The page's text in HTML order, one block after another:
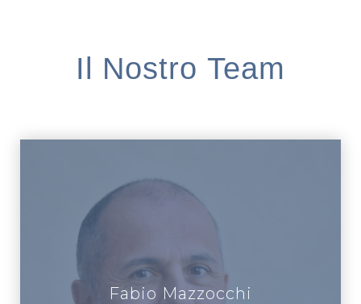
Il Nostro Team
Fabio Mazzocchi